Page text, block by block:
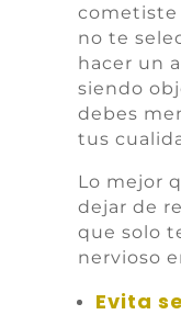
cometiste
no te
hacer un
siendo
debes
tus
Lo mejor
dejar de
que solo
nervioso
Evita